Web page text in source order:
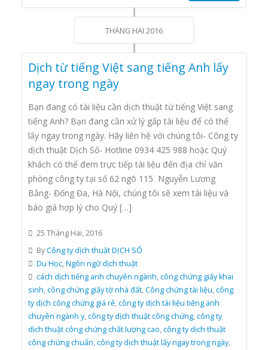
THÁNG HAI 2016
Dịch từ tiếng Việt sang tiếng Anh lấy
ngay trong ngày
Bạn đang có tài liệu cần dịch thuật từ tiếng Việt sang
tiếng Anh? Bạn đang cần xử lý gấp tài liệu để có thể
lấy ngay trong ngày. Hãy liên hệ với chúng tôi- Công ty
dịch thuật Dịch Số- Hotline 0934 425 988 hoặc Quý
khách có thể đem trực tiếp tài liệu đến địa chỉ văn
phòng công ty tại số 62 ngõ 115 Nguyễn Lương
Bằng- Đống Đa, Hà Nội, chúng tôi sẽ xem tài liệu và
báo giá hợp lý cho Quý […]
25 Tháng Hai, 2016
ByCông ty dịch thuật DỊCH SỐ
Du Học,Ngôn ngữ dịch thuật
cách dịch tiếng anh chuyên ngành,công chứng giấy khai
sinh,công chứng giấy tờ nhà đất,Công chứng tài liệu,công
ty dịch công chứng giá rẻ,công ty dịch tài liệu tiếng anh
chuyên ngành y,công ty dịch thuật công chứng,công ty
dịch thuật công chứng chất lượng cao,công ty dịch thuật
công chứng chuẩn,công ty dịch thuật lấy ngay trong ngày,